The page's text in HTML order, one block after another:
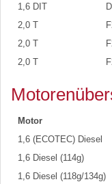
1,6 DIT
2,0 T
2,0 T
2,0 T
Motor
1,6 (ECOTEC) Diesel
1,6 Diesel (114g)
1,6 Diesel (118g/134g)